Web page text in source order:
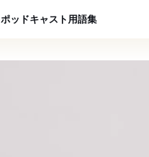
ポッドキャスト用語集